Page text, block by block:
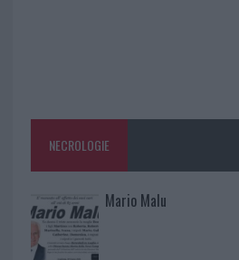
NECROLOGIE
Mario Malu